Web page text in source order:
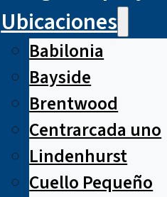
Ubicaciones
Babilonia
Bayside
Brentwood
Centrarcada uno
Lindenhurst
Cuello Pequeño